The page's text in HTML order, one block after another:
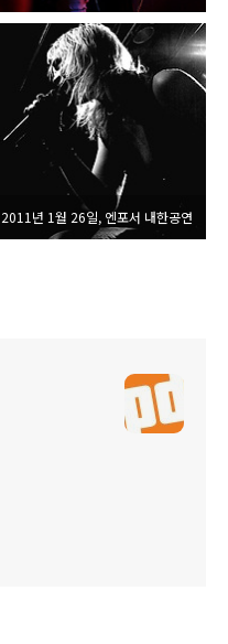
2011년 1월 26일, 엔포서 내한공연